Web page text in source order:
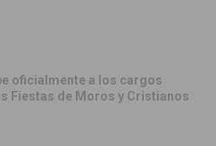
oficialmente a los cargos
Fiestas de Moros y Cristianos